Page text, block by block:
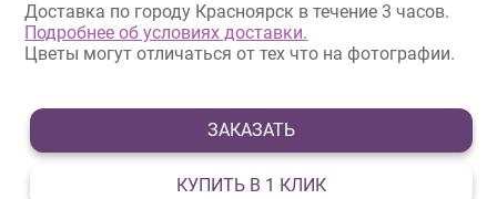
Доставка по городу Красноярск в течение 3 часов.
Подробнее об условиях доставки.
Цветы могут отличаться от тех что на фотографии.
ЗАКАЗАТЬ
КУПИТЬ В 1 КЛИК